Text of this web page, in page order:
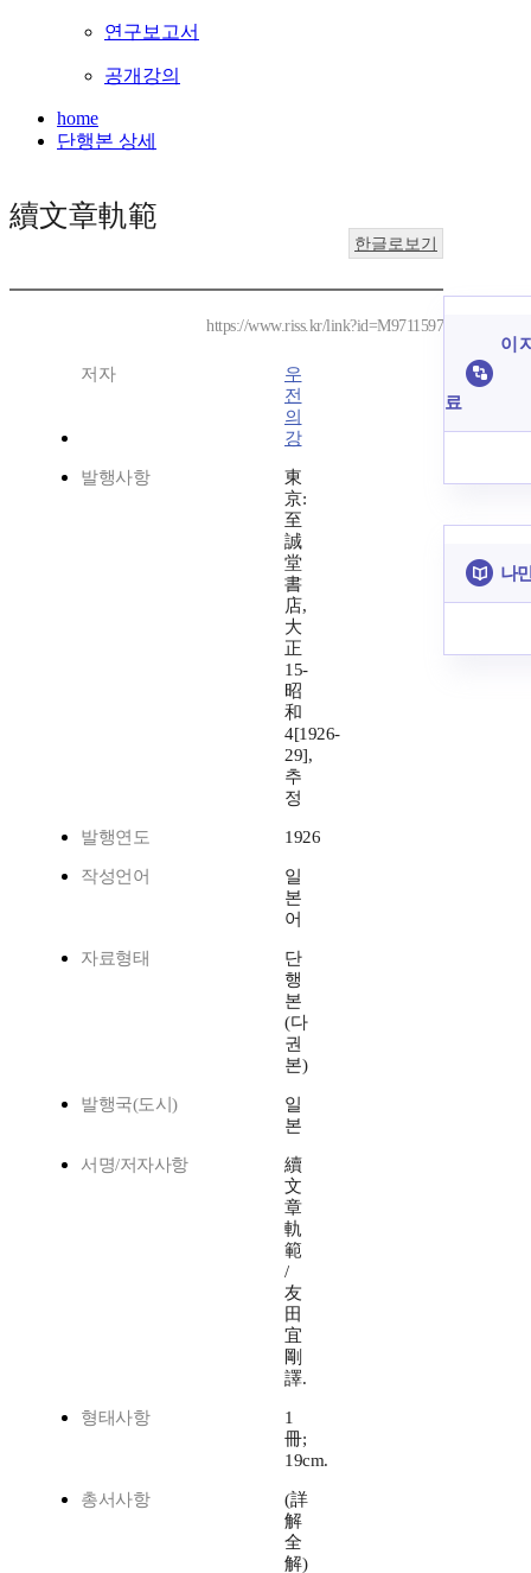
연구보고서
공개강의
home
단행본 상세
續文章軌範
한글로보기
https://www.riss.kr/link?id=M9711597
저자
우
전
의
강
발행사항
東
京:
至
誠
堂
書
店,
大
正
15-
昭
和
4[1926-
29],
추
정
발행연도 1926
작성언어
일
본
어
자료형태
단
행
본
(다
권
본)
발행국(도시)
일
본
서명/저자사항
續
文
章
軌
範
/
友
田
宜
剛
譯.
형태사항
1
冊;
19cm.
총서사항
(詳
解
全
解)
이
료
나